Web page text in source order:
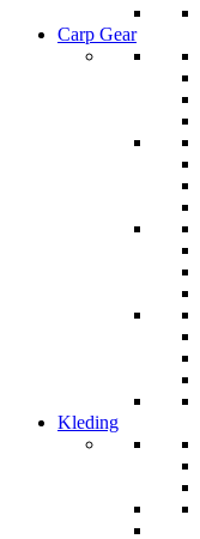
Carp Gear
Kleding